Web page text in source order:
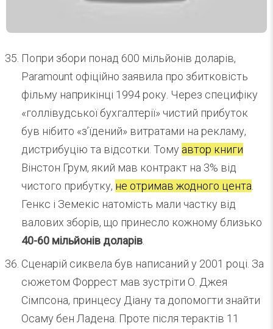
Попри збори понад 600 мільйонів доларів,
Paramount офіційно заявила про збитковість
фільму наприкінці 1994 року. Через специфіку
«голлівудської бухгалтерії» чистий прибуток
був нібито «з’їдений» витратами на рекламу,
дистрибуцію та відсотки. Тому автор книги
Вінстон Грум, який мав контракт на 3% від
чистого прибутку, не отримав жодного цента
Генкс і Земекіс натомість мали частку від
валових зборів, що принесло кожному близько
40-60 мільйонів доларів
Сценарій сиквела був написаний у 2001 році. За
сюжетом Форрест мав зустріти О. Джея
Сімпсона, принцесу Діану та допомогти знайти
Осаму бен Ладена. Проте після терактів 11